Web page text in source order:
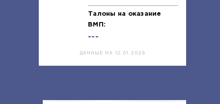
Талоны на оказание
ВМП:
---
ДАННЫЕ НА 12.01.2026